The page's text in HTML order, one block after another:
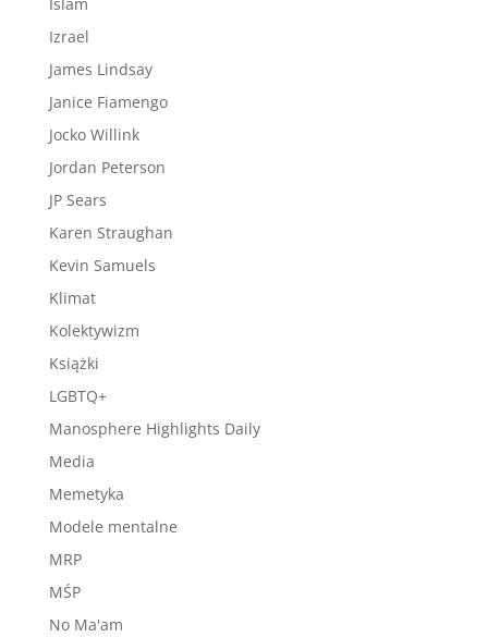
Izrael
James Lindsay
Janice Fiamengo
Jocko Willink
Jordan Peterson
JP Sears
Karen Straughan
Kevin Samuels
Klimat
Kolektywizm
Książki
LGBTQ+
Manosphere Highlights Daily
Media
Memetyka
Modele mentalne
MRP
MŚP
No Ma'am